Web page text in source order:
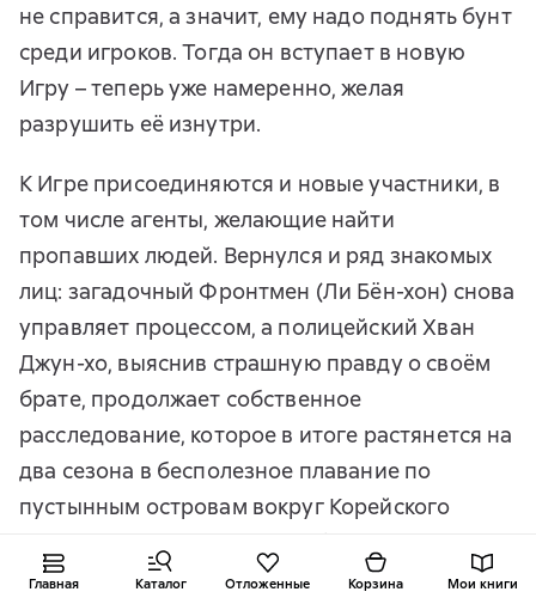
Главная Каталог Отложенные Корзина Мои книги
не справится, а значит, ему надо поднять бунт
среди игроков. Тогда он вступает в новую
Игру – теперь уже намеренно, желая
разрушить её изнутри.
К Игре присоединяются и новые участники, в
том числе агенты, желающие найти
пропавших людей. Вернулся и ряд знакомых
лиц: загадочный Фронтмен (Ли Бён-хон) снова
управляет процессом, а полицейский Хван
Джун-хо, выяснив страшную правду о своём
брате, продолжает собственное
расследование, которое в итоге растянется на
два сезона в бесполезное плавание по
пустынным островам вокруг Корейского
героев присоединяется ещё одна беглянка из